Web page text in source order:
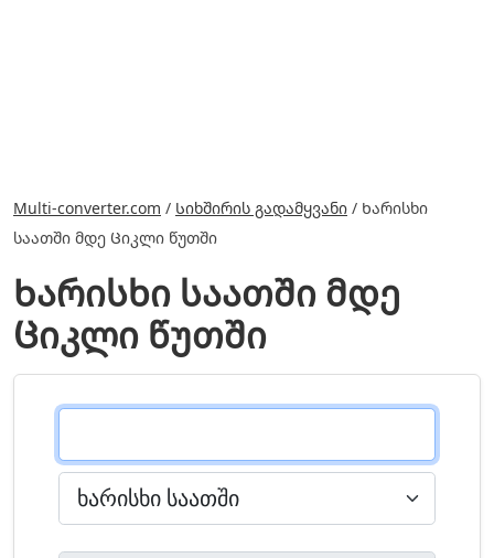
Multi-converter.com / Სიხშირის გადამყვანი / Ხარისხი
საათში მდე Ციკლი წუთში
Ხარისხი საათში მდე
Ციკლი წუთში